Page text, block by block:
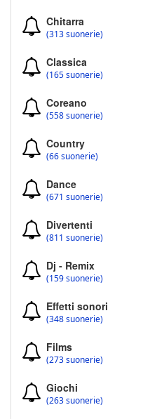
Chitarra
(313 suonerie)
Classica
(165 suonerie)
Coreano
(558 suonerie)
Country
(66 suonerie)
Dance
(671 suonerie)
Divertenti
(811 suonerie)
Dj - Remix
(159 suonerie)
Effetti sonori
(348 suonerie)
Films
(273 suonerie)
Giochi
(263 suonerie)